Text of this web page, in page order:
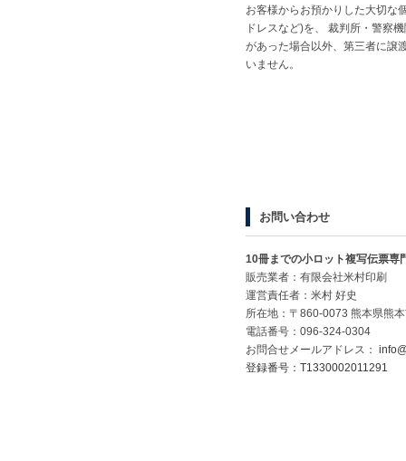
お客様からお預かりした大切な
ドレスなど)を、 裁判所・警察
があった場合以外、第三者に譲
いません。
お問い合わせ
10冊までの小ロット複写伝票専
販売業者：有限会社米村印刷
運営責任者：米村 好史
所在地：〒860-0073 熊本県熊
電話番号：096-324-0304
お問合せメールアドレス：
登録番号：T1330002011291